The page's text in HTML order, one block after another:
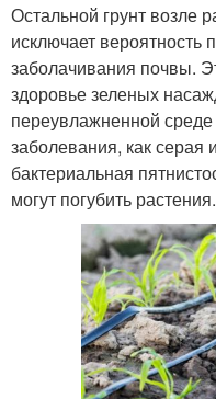
Остальной грунт возле
исключает вероятность
заболачивания почвы.
здоровье зеленых
переувлажненной
заболевания, как серая
бактериальная
могут погубить растения.